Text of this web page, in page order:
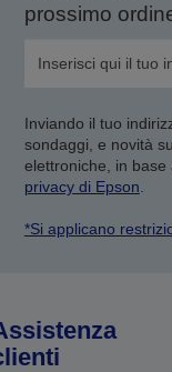
prossimo
Inviando il tuo
sondaggi, e novità
elettroniche, in base
privacy di Epson
*Si applicano